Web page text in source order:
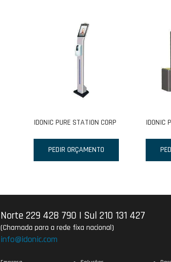
IDONIC PURE STATION CORP
PEDIR ORÇAMENTO
IDONIC
Norte 229 428 790 | Sul 210 131 427
(Chamada para a rede fixa nacional)
info@idonic.com